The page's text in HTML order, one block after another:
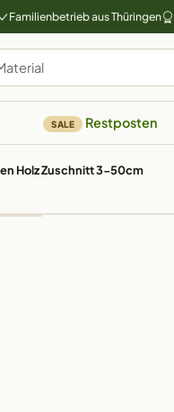
Familienbetrieb aus Thüringen
SALE Restposten
Holz Zuschnitt 3-50cm